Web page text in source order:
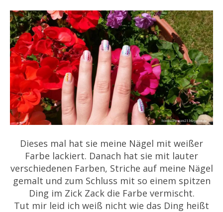
Dieses mal hat sie meine Nägel mit weißer
Farbe lackiert. Danach hat sie mit lauter
verschiedenen Farben, Striche auf meine Nägel
gemalt und zum Schluss mit so einem spitzen
Ding im Zick Zack die Farbe vermischt.
Tut mir leid ich weiß nicht wie das Ding heißt